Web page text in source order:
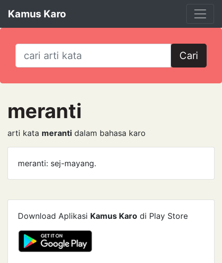
Kamus Karo
Cari
meranti
arti kata meranti dalam bahasa karo
meranti: sej-mayang.
Download Aplikasi Kamus Karo di Play Store